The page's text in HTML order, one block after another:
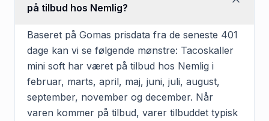
på tilbud hos Nemlig?
Baseret på Gomas prisdata fra de seneste 401
dage kan vi se følgende mønstre: Tacoskaller
mini soft har været på tilbud hos Nemlig i
februar, marts, april, maj, juni, juli, august,
september, november og december. Når
varen kommer på tilbud, varer tilbuddet typisk